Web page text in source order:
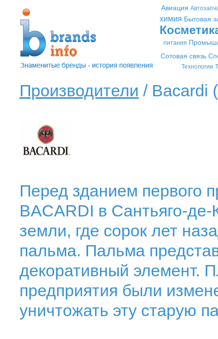
Авиация
химия Бытовая
питания
Сотовая связь
Технологии
Производители / Bacardi (
Перед зданием первого
BACARDI в Сантьяго-
земли, где сорок лет
пальма. Пальма
декоративный элемент.
предприятия были
уничтожать эту старую